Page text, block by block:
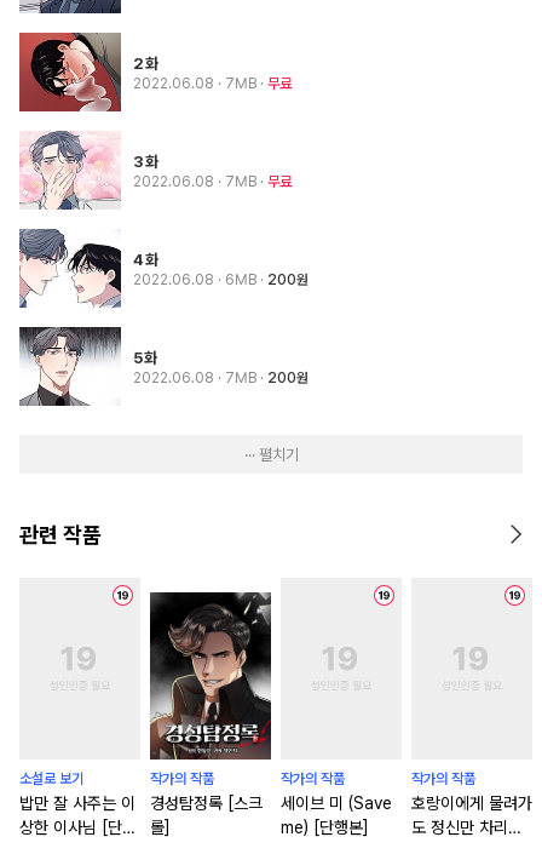
2화
2022.06.08 · 7MB 무료
3화
2022.06.08 · 7MB 무료
4화
2022.06.08 · 6MB 200원
5화
2022.06.08 · 7MB 200원
··· 펼치기
관련 작품
소설로 보기
밥만 잘 사주는 이
상한 이사님 [단행
작가의 작품
경성탐정록 [스크
롤]
작가의 작품
세이브 미 (Save
me) [단행본]
작가의 작품
호랑이에게 물려가
도 정신만 차리면